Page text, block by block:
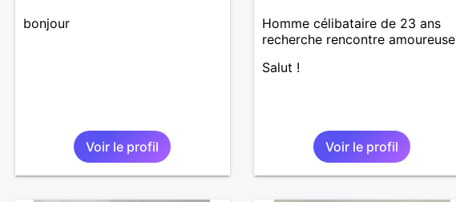
bonjour
Voir le profil
Homme célibataire de 23 ans
recherche rencontre amoureuse
Salut !
Voir le profil